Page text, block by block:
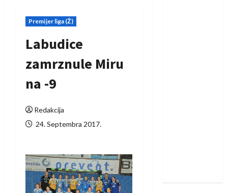
Premijer liga (Ž)
Labudice
zamrznule Miru
na -9
Redakcija
24. Septembra 2017.